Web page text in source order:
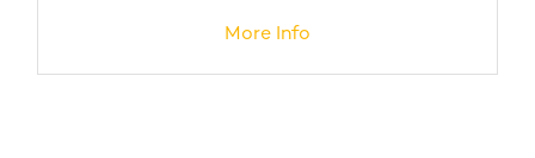
More Info